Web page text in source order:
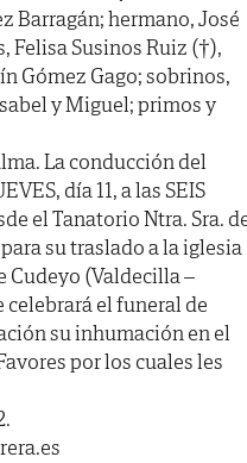
Barragán; hermano, José
Susinos Ruiz (†),
Gómez Gago; sobrinos,
y Miguel; primos y
La conducción del
día 11, a las SEIS
el Tanatorio Ntra. Sra.
su traslado a la iglesia
Cudeyo (Valdecilla –
celebrará el funeral de
su inhumación en el
por los cuales les